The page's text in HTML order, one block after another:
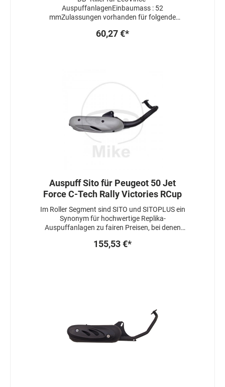
AuspuffanlagenEinbaumass : 52
mmZulassungen vorhanden für folgende
ABSMCFZR750LZR750L-MA127001-20124106
PS, 78 kwTeilegutachtenKawasaki Z 750 R
ABSPCFZR750NZR750N-PA009001-20134106
PS, 78 kwTeilegutachtenKawasaki Z 750 R
ABSPCFZR750NZR750N-PA009001-20144106
PS, 78 kwTeilegutachten
60,27 €*
Auspuff Sito für Peugeot 50 Jet
Force C-Tech Rally Victories RCup
Im Roller Segment sind SITO und SITOPLUS ein
Synonym für hochwertige Replika-
Auspuffanlagen zu fairen Preisen, bei denen
Leistung.SITO:- unauffällig (Originaloptik)-
155,53 €*